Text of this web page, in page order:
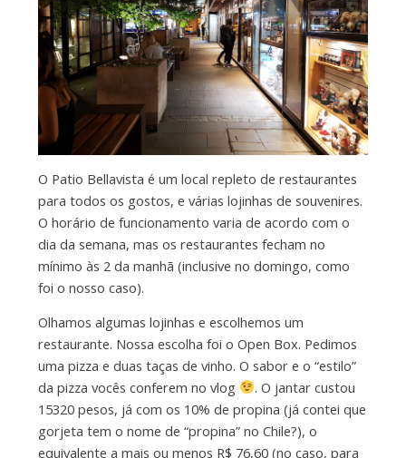
O Patio Bellavista é um local repleto de restaurantes
para todos os gostos, e várias lojinhas de souvenires.
O horário de funcionamento varia de acordo com o
dia da semana, mas os restaurantes fecham no
mínimo às 2 da manhã (inclusive no domingo, como
foi o nosso caso).
Olhamos algumas lojinhas e escolhemos um
restaurante. Nossa escolha foi o Open Box. Pedimos
uma pizza e duas taças de vinho. O sabor e o “estilo”
da pizza vocês conferem no vlog
. O jantar custou
15320 pesos, já com os 10% de propina (já contei que
gorjeta tem o nome de “propina” no Chile?), o
equivalente a mais ou menos R$ 76,60 (no caso, para